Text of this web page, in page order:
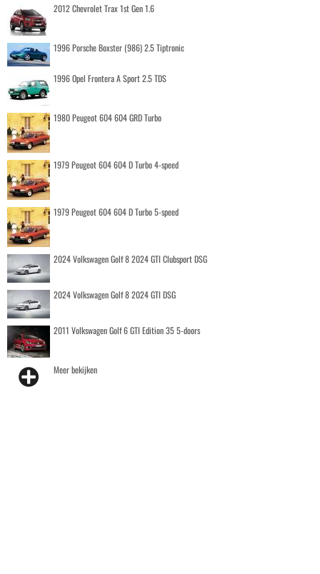
2012 Chevrolet Trax 1st Gen 1.6
1996 Porsche Boxster (986) 2.5 Tiptronic
1996 Opel Frontera A Sport 2.5 TDS
1980 Peugeot 604 604 GRD Turbo
1979 Peugeot 604 604 D Turbo 4-speed
1979 Peugeot 604 604 D Turbo 5-speed
2024 Volkswagen Golf 8 2024 GTI Clubsport DSG
2024 Volkswagen Golf 8 2024 GTI DSG
2011 Volkswagen Golf 6 GTI Edition 35 5-doors
Meer bekijken